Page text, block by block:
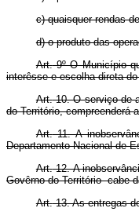
c) quaisquer rendas
d) o produto das
Art.9º O Município
interêsse e escolha direta
Art.10. O serviço de
do Território, compreenderá
Art.11. A
Departamento Nacional de
Art.12. A
Govêrno do Território
Art.13. As entregas